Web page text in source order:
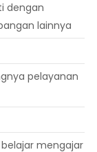
dengan
lainnya
pelayanan
mengajar